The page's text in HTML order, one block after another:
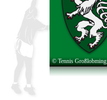
© Tennis Großlobming